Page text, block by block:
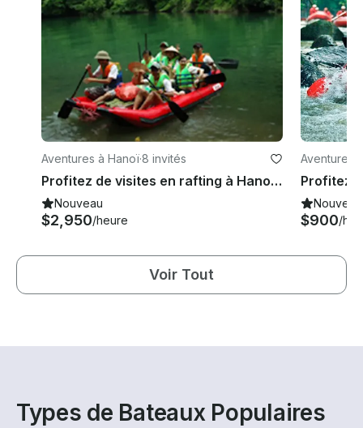
Aventures à Hanoï·8 invités
Profitez de visites en rafting à Hanoi, au Vietnam
Nouveau
$2,950/heure
Aventures
Nouveau
$900/
Voir Tout
Types de Bateaux Populaires